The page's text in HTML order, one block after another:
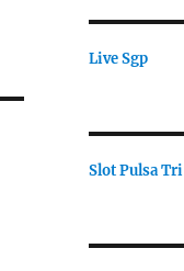
Live Sgp
Slot Pulsa Tri